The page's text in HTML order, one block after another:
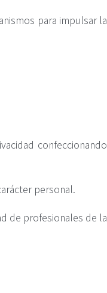
para impulsar la
confeccionando
personal.
de profesionales de la